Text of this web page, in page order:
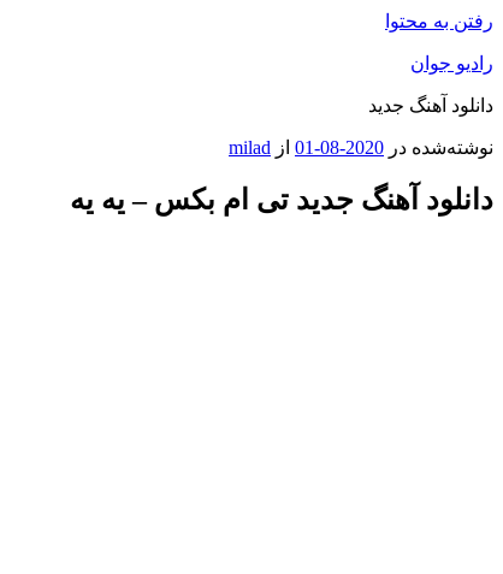
رفتن به محتوا
رادیو جوان
دانلود آهنگ جدید
نوشته‌شده در 2020-08-01 از milad
دانلود آهنگ جدید تی ام بکس – یه یه